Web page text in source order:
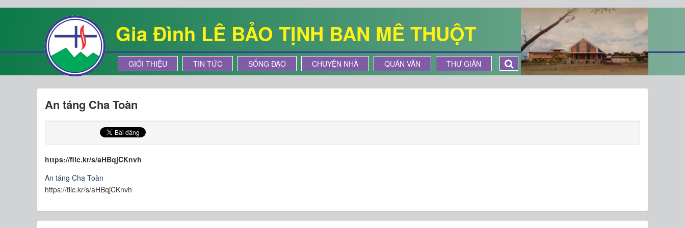
Gia Đình LÊ BẢO TỊNH BAN MÊ THUỘT
GIỚI THIỆU TIN TỨC SỐNG ĐẠO CHUYỆN NHÀ QUÁN VĂN THƯ GIÃN
An táng Cha Toàn
https://flic.kr/s/aHBqjCKnvh
An táng Cha Toàn
https://flic.kr/s/aHBqjCKnvh